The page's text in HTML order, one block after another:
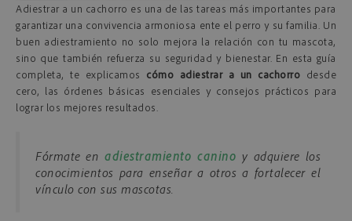
Adiestrar a un cachorro es una de las tareas más importantes para
garantizar una convivencia armoniosa ente el perro y su familia. Un
buen adiestramiento no solo mejora la relación con tu mascota,
sino que también refuerza su seguridad y bienestar. En esta guía
completa, te explicamos cómo adiestrar a un cachorro desde
cero, las órdenes básicas esenciales y consejos prácticos para
lograr los mejores resultados.
Fórmate enadiestramiento canino y adquiere los
conocimientos para enseñar a otros a fortalecer el
vínculo con sus mascotas.